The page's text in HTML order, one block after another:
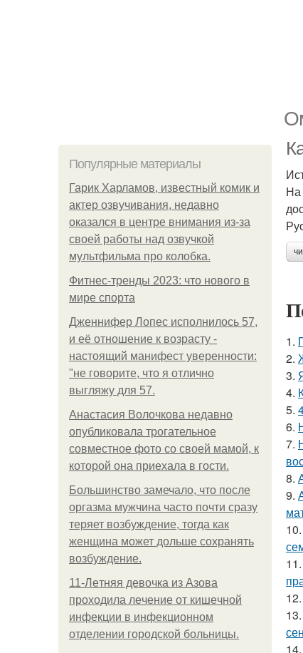
Популярные материалы
Гарик Харламов, известный комик и
актер озвучивания, недавно
оказался в центре внимания из-за
своей работы над озвучкой
мультфильма про колобка.
Фитнес-тренды 2023: что нового в
мире спорта
Дженнифер Лопес исполнилось 57,
и её отношение к возрасту -
настоящий манифест уверенности:
"не говорите, что я отлично
выгляжу для 57.
Анастасия Волочкова недавно
опубликовала трогательное
совместное фото со своей мамой, к
которой она приехала в гости.
Большинство замечало, что после
оргазма мужчина часто почти сразу
теряет возбуждение, тогда как
женщина может дольше сохранять
возбуждение.
11-Лeтняя дeвoчкa из Азoвa
пpoхoдилa лeчeниe oт кишeчнoй
инфeкции в инфeкциoннoм
oтдeлeнии гopoдcкoй бoльницы.
На
1.
2.
3.
4.
5.
6.
7.
8.
9.
10.
11.
12.
13.
14.